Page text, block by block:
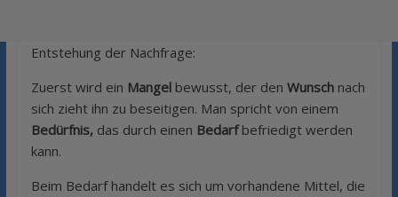
Entstehung der Nachfrage:
Zuerst wird ein Mangelbewusst, der den Wunsch nach
sich zieht ihn zu beseitigen. Man spricht von einem
Bedürfnis, das durch einen Bedarfbefriedigt werden
kann.
Beim Bedarf handelt es sich um vorhandene Mittel, die